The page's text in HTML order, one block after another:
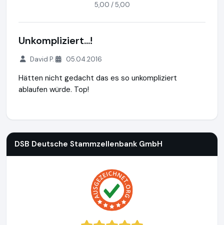
5,00 / 5,00
Unkompliziert...!
David P. 05.04.2016
Hätten nicht gedacht das es so unkompliziert
ablaufen würde. Top!
DSB Deutsche Stammzellenbank GmbH